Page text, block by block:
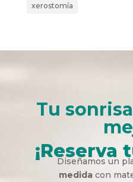
xerostomía
Tu
¡Reserva
Diseñamos un
medida con